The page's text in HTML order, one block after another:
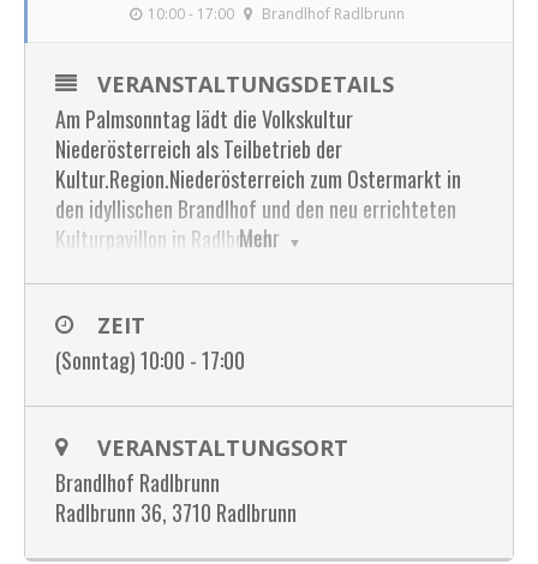
10:00 - 17:00 Brandlhof Radlbrunn
Mehr
VERANSTALTUNGSDETAILS
Am Palmsonntag lädt die Volkskultur
Niederösterreich als Teilbetrieb der
Kultur.Region.Niederösterreich zum Ostermarkt in
den idyllischen Brandlhof und den neu errichteten
Kulturpavillon in Radlbrunn.
Der Fokus liegt auf traditionellen
Handwerkstechniken und hochwertiger
Manufakturware. Erstmals mit dabei: Harfenbauer
Gabriel Schwarzmann, Vergolderin Elfriede Edlmaier,
Tischler Anton Farthofer, Filzkunsthandwerkerin
Sabine Krammer, Ratschenbauer Ernst Ribisch und
die Keramikerin Andrea Hogl. Der Brandlhof bietet
den pittoresken Rahmen für viele weitere
Ausstellerinnen und Aussteller mit bemalten,
gekratzten, gestickten und gewickelten Ostereiern
ZEIT
(Sonntag) 10:00 - 17:00
VERANSTALTUNGSORT
Brandlhof Radlbrunn
Radlbrunn 36, 3710 Radlbrunn